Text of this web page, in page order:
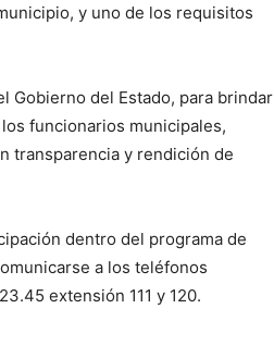
y uno de los requisitos
Gobierno del Estado, para brindar
funcionarios municipales,
transparencia y rendición de
dentro del programa de
a los teléfonos
extensión 111 y 120.